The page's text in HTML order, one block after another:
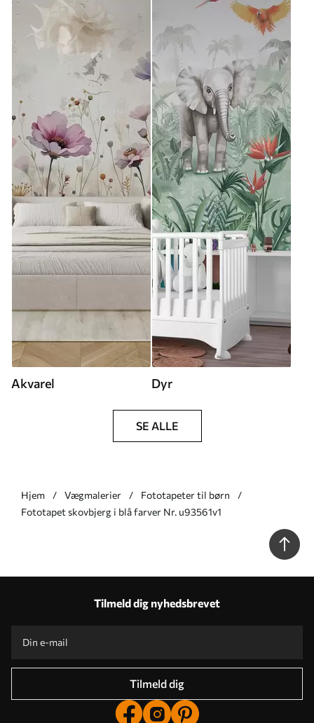
Akvarel Dyr
SE ALLE
Hjem Vægmalerier
Fototapeter til børn
Fototapet skovbjerg i blå farver Nr. u93561v1
Tilmeld dig nyhedsbrevet
Tilmeld dig